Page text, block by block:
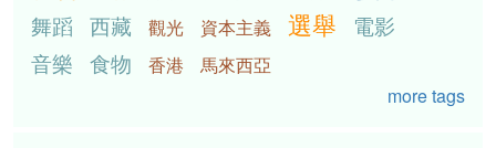
舞蹈 西藏 觀光 資本主義 選舉
電影
音樂 食物 香港
馬來西亞
more tags